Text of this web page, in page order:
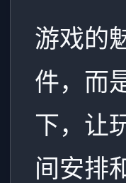
游戏的
件，而
下，让
间安排